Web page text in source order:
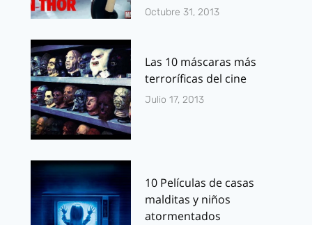
Octubre 31, 2013
Las 10 máscaras más
terroríficas del cine
Julio 17, 2013
10 Películas de casas
malditas y niños
atormentados